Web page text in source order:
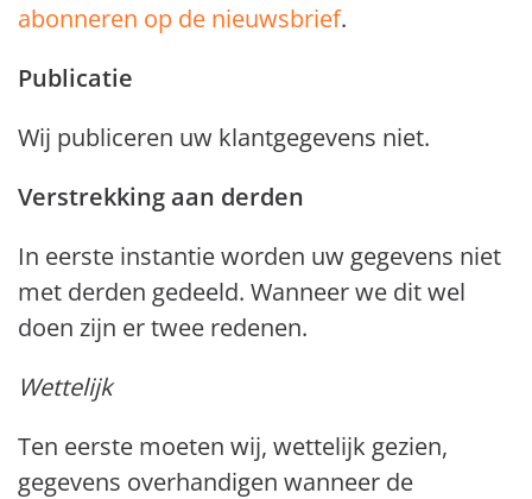
abonneren op de nieuwsbrief.
Publicatie
Wij publiceren uw klantgegevens niet.
Verstrekking aan derden
In eerste instantie worden uw gegevens niet
met derden gedeeld. Wanneer we dit wel
doen zijn er twee redenen.
Wettelijk
Ten eerste moeten wij, wettelijk gezien,
gegevens overhandigen wanneer de